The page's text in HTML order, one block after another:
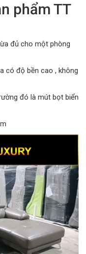
phẩm TT
đủ cho một phòng
có độ bền cao , không
đó là mút bọt biển